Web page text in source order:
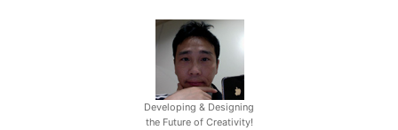
Developing & Designing
the Future of Creativity!